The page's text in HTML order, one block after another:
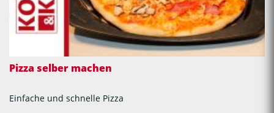
Pizza selber machen
Einfache und schnelle Pizza